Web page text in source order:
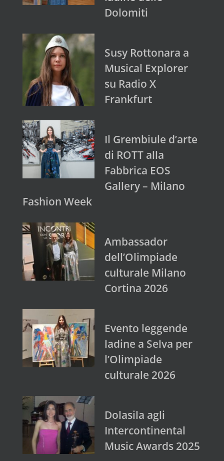
Dolomiti
Susy Rottonara a
Musical Explorer
su Radio X
Frankfurt
Il Grembiule d’arte
di ROTT alla
Fabbrica EOS
Gallery – Milano
Fashion Week
Ambassador
dell’Olimpiade
culturale Milano
Cortina 2026
Evento leggende
ladine a Selva per
l’Olimpiade
culturale 2026
Dolasila agli
Intercontinental
Music Awards 2025